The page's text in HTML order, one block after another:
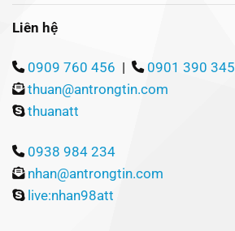
Liên hệ
0909 760 456 |
0901 390 345
thuan@antrongtin.com
thuanatt
0938 984 234
nhan@antrongtin.com
live:nhan98att